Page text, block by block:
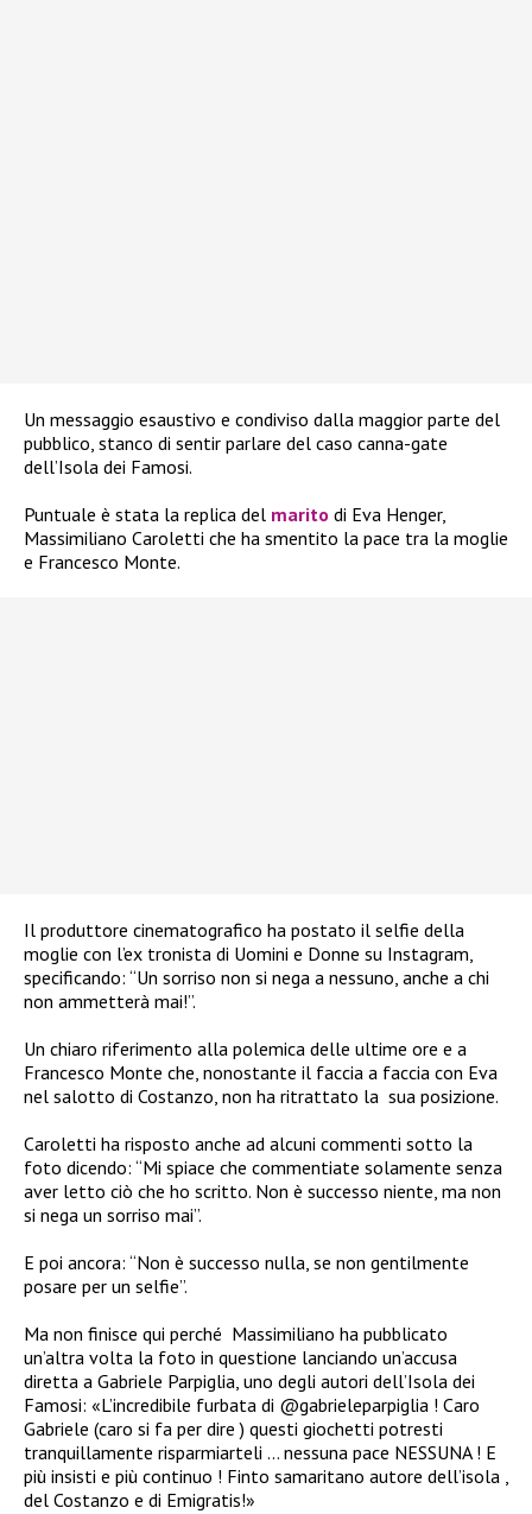
Un messaggio esaustivo e condiviso dalla maggior parte del
pubblico, stanco di sentir parlare del caso canna-gate
dell’Isola dei Famosi.
Puntuale è stata la replica del marito di Eva Henger,
Massimiliano Caroletti che ha smentito la pace tra la moglie
e Francesco Monte.
Il produttore cinematografico ha postato il selfie della
moglie con l’ex tronista di Uomini e Donne su Instagram,
specificando: “Un sorriso non si nega a nessuno, anche a chi
non ammetterà mai!”.
Un chiaro riferimento alla polemica delle ultime ore e a
Francesco Monte che, nonostante il faccia a faccia con Eva
nel salotto di Costanzo, non ha ritrattato la sua posizione.
Caroletti ha risposto anche ad alcuni commenti sotto la
foto dicendo: “Mi spiace che commentiate solamente senza
aver letto ciò che ho scritto. Non è successo niente, ma non
si nega un sorriso mai”.
E poi ancora: “Non è successo nulla, se non gentilmente
posare per un selfie”.
Ma non finisce qui perché Massimiliano ha pubblicato
un’altra volta la foto in questione lanciando un’accusa
diretta a Gabriele Parpiglia, uno degli autori dell’Isola dei
Famosi: «L’incredibile furbata di @gabrieleparpiglia ! Caro
Gabriele (caro si fa per dire ) questi giochetti potresti
tranquillamente risparmiarteli … nessuna pace NESSUNA ! E
più insisti e più continuo ! Finto samaritano autore dell’isola ,
del Costanzo e di Emigratis!»